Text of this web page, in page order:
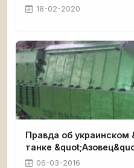
18-02-2020
Правда об украинском
танке
06-03-2016